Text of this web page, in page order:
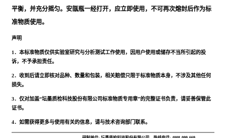
平衡，并充分摇匀。安瓿瓶一经打开，应立即使用，不可再次熔封后作为标
准物质使用。
声明
1．本标准物质仅供实验室研究与分析测试工作使用，因用户使用或储存不当所引起的投
诉，不予承担责任。
2．收到后请立即核对品种、数量和包装，相关赔偿只限于标准物质本身，不涉及其他任何
损失。
3．仅对加盖“坛墨质检科技股份有限公司标准物质专用章”的完整证书负责，请妥善保管此
证书。
4．如需获得更多与使用有关的信息，请与技术咨询部门联系。